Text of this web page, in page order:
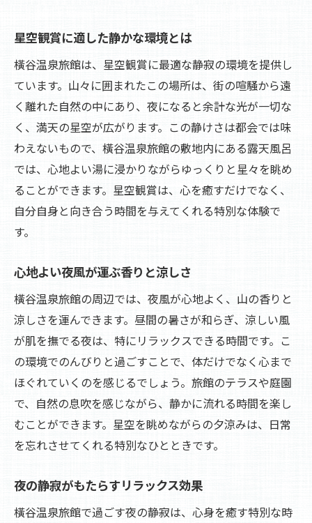
星空観賞に適した静かな環境とは
橫谷温泉旅館は、星空観賞に最適な静寂の環境を提供し
ています。山々に囲まれたこの場所は、街の喧騒から遠
く離れた自然の中にあり、夜になると余計な光が一切な
く、満天の星空が広がります。この静けさは都会では味
わえないもので、橫谷温泉旅館の敷地内にある露天風呂
では、心地よい湯に浸かりながらゆっくりと星々を眺め
ることができます。星空観賞は、心を癒すだけでなく、
自分自身と向き合う時間を与えてくれる特別な体験で
す。
心地よい夜風が運ぶ香りと涼しさ
橫谷温泉旅館の周辺では、夜風が心地よく、山の香りと
涼しさを運んできます。昼間の暑さが和らぎ、涼しい風
が肌を撫でる夜は、特にリラックスできる時間です。こ
の環境でのんびりと過ごすことで、体だけでなく心まで
ほぐれていくのを感じるでしょう。旅館のテラスや庭園
で、自然の息吹を感じながら、静かに流れる時間を楽し
むことができます。星空を眺めながらの夕涼みは、日常
を忘れさせてくれる特別なひとときです。
夜の静寂がもたらすリラックス効果
橫谷温泉旅館で過ごす夜の静寂は、心身を癒す特別な時